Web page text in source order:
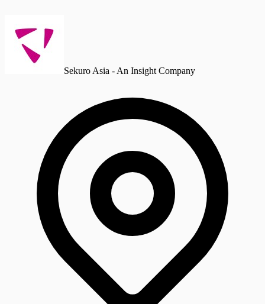
Sekuro Asia - An Insight Company